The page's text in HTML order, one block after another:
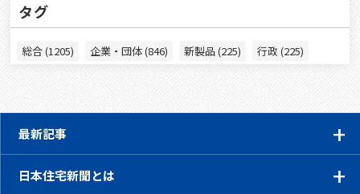
タグ
総合 (1205) 企業・団体 (846) 新製品 (225) 行政 (225)
最新記事
日本住宅新聞とは